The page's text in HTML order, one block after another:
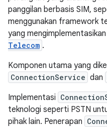
panggilan berbasis SIM,
menggunakan framework
yang
Telecom .
Komponen utama yang
ConnectionService dan
Implementasi
teknologi seperti PSTN
pihak lain. Penerapan